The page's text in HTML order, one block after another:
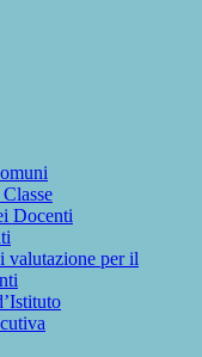
Docenti
valutazione per il